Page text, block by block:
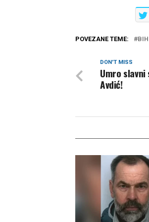
POVEZANE TEME: BIH
DON'T MISS
Umro
Avdić!